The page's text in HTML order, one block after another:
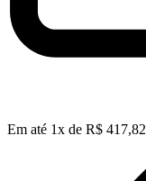
Em até 1x de R$ 417,82